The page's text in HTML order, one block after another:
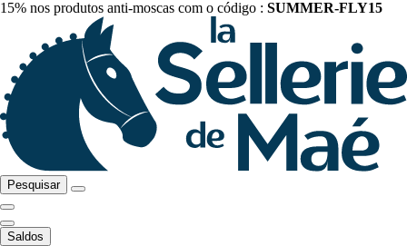
15% nos produtos anti-moscas com o código : SUMMER-FLY15
Pesquisar
Saldos